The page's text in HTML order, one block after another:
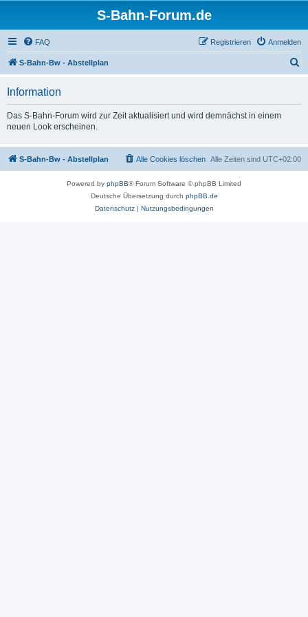
S-Bahn-Forum.de
FAQ Anmelden
Registrieren
S-Bahn-Bw - Abstellplan
Information
Das S-Bahn-Forum wird zur Zeit aktualisiert und wird demnächst in einem
neuen Look erscheinen.
S-Bahn-Bw - Abstellplan Alle Zeiten sind UTC+02:00
Alle Cookies löschen
Powered by phpBB® Forum Software © phpBB Limited
Deutsche Übersetzung durch phpBB.de
Datenschutz| Nutzungsbedingungen